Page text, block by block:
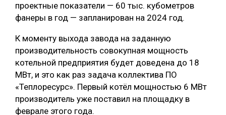
проектные показатели — 60 тыс. кубометров
фанеры в год — запланирован на 2024 год.
К моменту выхода завода на заданную
производительность совокупная мощность
котельной предприятия будет доведена до 18
МВт, и это как раз задача коллектива ПО
«Теплоресурс». Первый котёл мощностью 6 МВт
производитель уже поставил на площадку в
феврале этого года.